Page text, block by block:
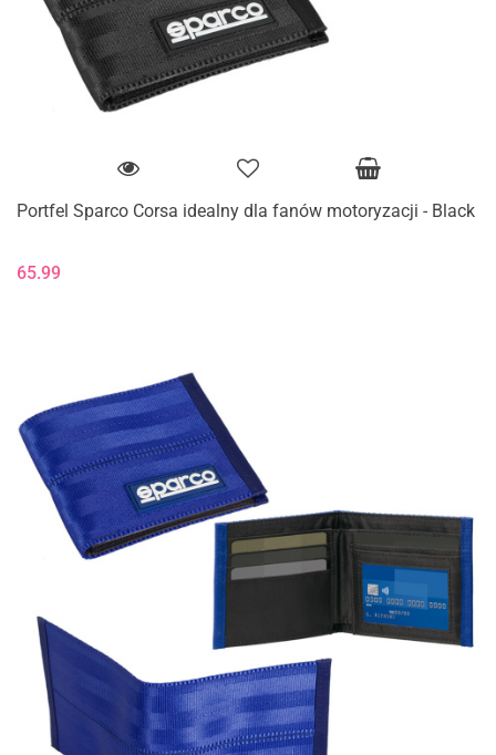
Portfel Sparco Corsa idealny dla fanów motoryzacji - Black
65.99